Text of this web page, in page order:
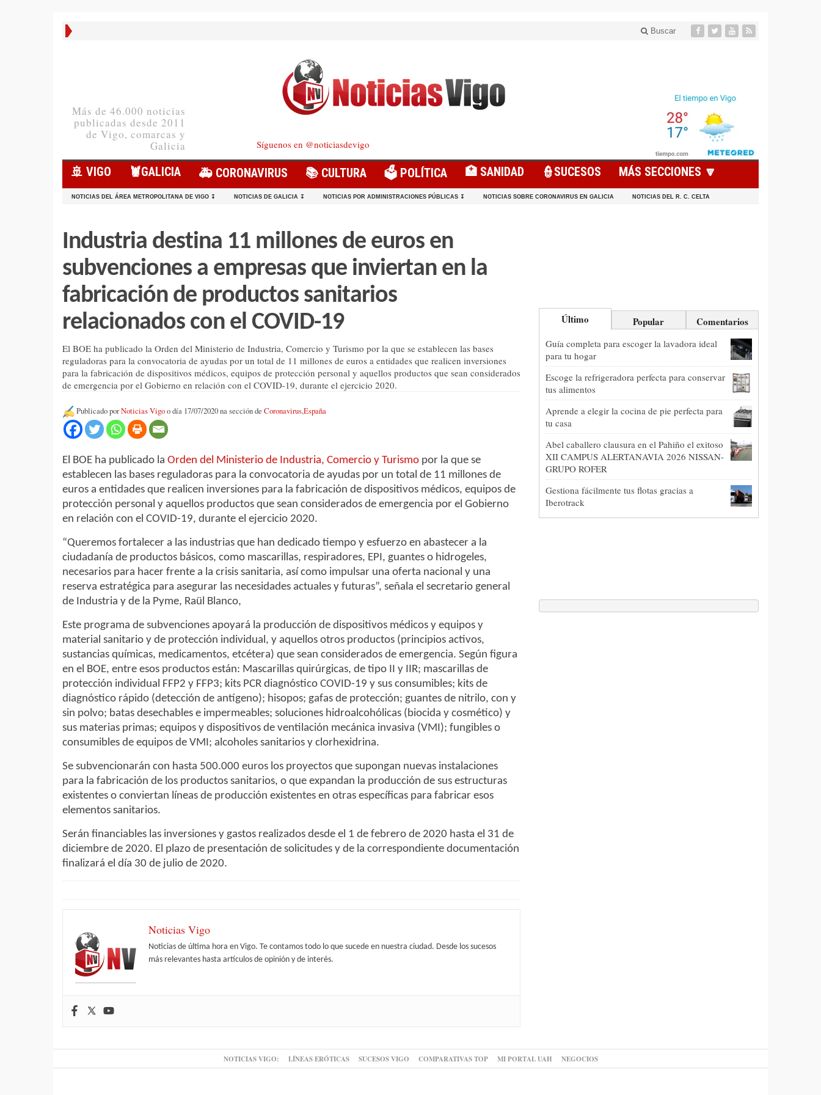
Buscar
Más de 46.000 noticias
publicadas desde 2011
de Vigo, comarcas y
Galicia
Síguenos en @noticiasdevigo
🚢 VIGO 🦞️GALICIA 🚑 CORONAVIRUS 📚 CULTURA 🗳️ POLÍTICA 🏥 SANIDAD 👮SUCESOS MÁS SECCIONES 🔽
NOTICIAS DEL ÁREA METROPOLITANA DE VIGO ↧ NOTICIAS DE GALICIA ↧ NOTICIAS POR ADMINISTRACIONES PÚBLICAS ↧ NOTICIAS SOBRE CORONAVIRUS EN GALICIA NOTICIAS DEL R. C. CELTA
Industria destina 11 millones de euros en
subvenciones a empresas que inviertan en la
fabricación de productos sanitarios
relacionados con el COVID-19
El BOE ha publicado la Orden del Ministerio de Industria, Comercio y Turismo por la que se establecen las bases
reguladoras para la convocatoria de ayudas por un total de 11 millones de euros a entidades que realicen inversiones
para la fabricación de dispositivos médicos, equipos de protección personal y aquellos productos que sean considerados
de emergencia por el Gobierno en relación con el COVID-19, durante el ejercicio 2020.
Publicado porNoticias Vigoo día 17/07/2020 na sección de Coronavirus,España
El BOE ha publicado la Orden del Ministerio de Industria, Comercio y Turismo por la que se
establecen las bases reguladoras para la convocatoria de ayudas por un total de 11 millones de
euros a entidades que realicen inversiones para la fabricación de dispositivos médicos, equipos de
protección personal y aquellos productos que sean considerados de emergencia por el Gobierno
en relación con el COVID-19, durante el ejercicio 2020.
“Queremos fortalecer a las industrias que han dedicado tiempo y esfuerzo en abastecer a la
ciudadanía de productos básicos, como mascarillas, respiradores, EPI, guantes o hidrogeles,
necesarios para hacer frente a la crisis sanitaria, así como impulsar una oferta nacional y una
reserva estratégica para asegurar las necesidades actuales y futuras”, señala el secretario general
de Industria y de la Pyme, Raül Blanco,
Este programa de subvenciones apoyará la producción de dispositivos médicos y equipos y
material sanitario y de protección individual, y aquellos otros productos (principios activos,
sustancias químicas, medicamentos, etcétera) que sean considerados de emergencia. Según figura
en el BOE, entre esos productos están: Mascarillas quirúrgicas, de tipo II y IIR; mascarillas de
protección individual FFP2 y FFP3; kits PCR diagnóstico COVID-19 y sus consumibles; kits de
diagnóstico rápido (detección de antígeno); hisopos; gafas de protección; guantes de nitrilo, con y
sin polvo; batas desechables e impermeables; soluciones hidroalcohólicas (biocida y cosmético) y
sus materias primas; equipos y dispositivos de ventilación mecánica invasiva (VMI); fungibles o
consumibles de equipos de VMI; alcoholes sanitarios y clorhexidrina.
Se subvencionarán con hasta 500.000 euros los proyectos que supongan nuevas instalaciones
para la fabricación de los productos sanitarios, o que expandan la producción de sus estructuras
existentes o conviertan líneas de producción existentes en otras específicas para fabricar esos
elementos sanitarios.
Serán financiables las inversiones y gastos realizados desde el 1 de febrero de 2020 hasta el 31 de
diciembre de 2020. El plazo de presentación de solicitudes y de la correspondiente documentación
finalizará el día 30 de julio de 2020.
Noticias Vigo
Noticias de última hora en Vigo. Te contamos todo lo que sucede en nuestra ciudad. Desde los sucesos
más relevantes hasta artículos de opinión y de interés.
Último Popular Comentarios
Guía completa para escoger la lavadora ideal
para tu hogar
Escoge la refrigeradora perfecta para conservar
tus alimentos
Aprende a elegir la cocina de pie perfecta para
tu casa
Abel caballero clausura en el Pahiño el exitoso
XII CAMPUS ALERTANAVIA 2026 NISSAN-
GRUPO ROFER
Gestiona fácilmente tus flotas gracias a
Iberotrack
NOTICIAS VIGO: LÍNEAS ERÓTICAS SUCESOS VIGO COMPARATIVAS TOP MI PORTAL UAH NEGOCIOS